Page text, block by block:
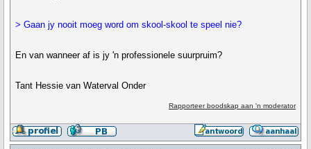
> Gaan jy nooit moeg word om skool-skool te speel nie?
En van wanneer af is jy 'n professionele suurpruim?
Tant Hessie van Waterval Onder
Rapporteer boodskap aan 'n moderator